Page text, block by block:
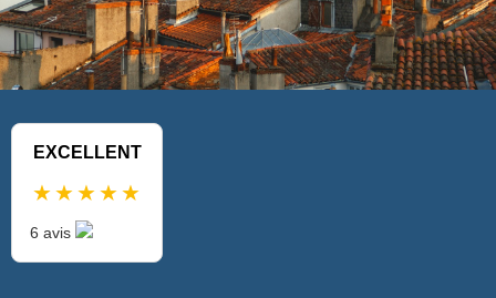
EXCELLENT
★★★★★
6 avis